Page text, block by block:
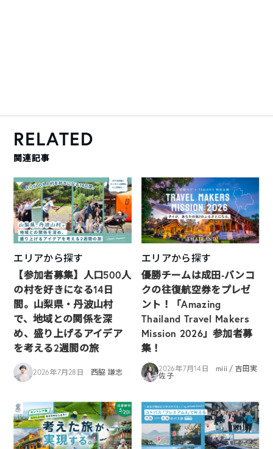
RELATED
関連記事
エリアから探す
【参加者募集】人口500人
の村を好きになる14日
間。山梨県・丹波山村
で、地域との関係を深
め、盛り上げるアイデア
を考える2週間の旅
2026年7月28日 西脇 謙志
エリアから探す
優勝チームは成田-バンコ
クの往復航空券をプレゼ
ント！「Amazing
Thailand Travel Makers
Mission 2026」参加者募
集！
2026年7月14日
miii / 吉田実
佐子